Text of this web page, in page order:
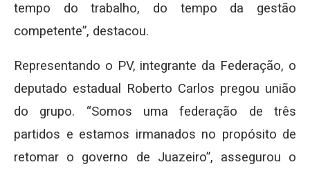
tempo do trabalho, do tempo da gestão
competente”, destacou.
Representando o PV, integrante da Federação, o
deputado estadual Roberto Carlos pregou união
do grupo. “Somos uma federação de três
partidos e estamos irmanados no propósito de
retomar o governo de Juazeiro”, assegurou o